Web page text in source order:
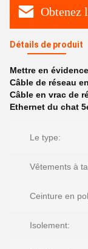
Obtenez
Détails de produit
Mettre en
Câble de réseau
Câble en vrac de
Ethernet du chat
Le type:
Vêtements à
Ceinture en
Isolement: